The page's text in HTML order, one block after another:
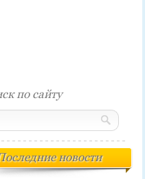
по сайту
новости